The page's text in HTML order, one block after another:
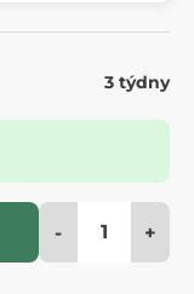
3 týdny
- +